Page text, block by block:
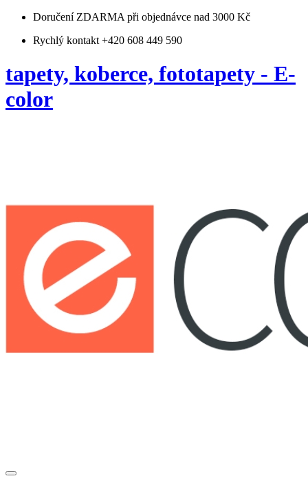
Doručení ZDARMA při objednávce nad 3000 Kč
Rychlý kontakt +420 608 449 590
tapety, koberce, fototapety - E-
color